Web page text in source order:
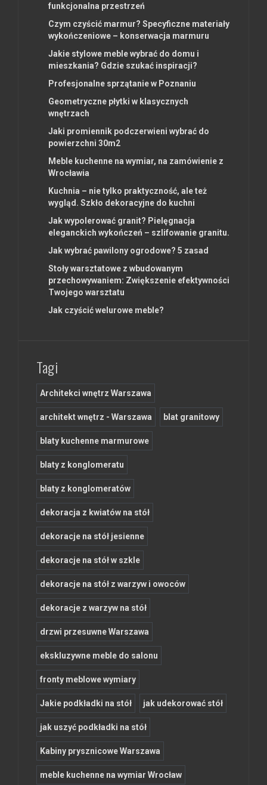
funkcjonalna przestrzeń
Czym czyścić marmur? Specyficzne materiały
wykończeniowe – konserwacja marmuru
Jakie stylowe meble wybrać do domu i
mieszkania? Gdzie szukać inspiracji?
Profesjonalne sprzątanie w Poznaniu
Geometryczne płytki w klasycznych
wnętrzach
Jaki promiennik podczerwieni wybrać do
powierzchni 30m2
Meble kuchenne na wymiar, na zamówienie z
Wrocławia
Kuchnia – nie tylko praktyczność, ale też
wygląd. Szkło dekoracyjne do kuchni
Jak wypolerować granit? Pielęgnacja
eleganckich wykończeń – szlifowanie granitu.
Jak wybrać pawilony ogrodowe? 5 zasad
Stoły warsztatowe z wbudowanym
przechowywaniem: Zwiększenie efektywności
Twojego warsztatu
Jak czyścić welurowe meble?
Tagi
Architekci wnętrz Warszawa
architekt wnętrz - Warszawa blat granitowy
blaty kuchenne marmurowe
blaty z konglomeratu
blaty z konglomeratów
dekoracja z kwiatów na stół
dekoracje na stół jesienne
dekoracje na stół w szkle
dekoracje na stół z warzyw i owoców
dekoracje z warzyw na stół
drzwi przesuwne Warszawa
ekskluzywne meble do salonu
fronty meblowe wymiary
Jakie podkładki na stół jak udekorować stół
jak uszyć podkładki na stół
Kabiny prysznicowe Warszawa
meble kuchenne na wymiar Wrocław